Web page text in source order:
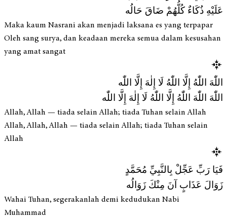
عَلَيْهِ ذُكَاءٌ كُلُّهُمْ ضَاقَ حَالُه
Maka kaum Nasrani akan menjadi laksana es yang terpapar
Oleh sang surya, dan keadaan mereka semua dalam kesusahan
yang amat sangat
اللّٰهَ اللّٰهُ إِلَّا اللّٰهُ لَا إِلٰهَ إِلَّا اللّٰه
اللّٰهَ اللّٰهَ اللّٰهُ إِلَّا اللّٰهُ لَا إِلٰهَ إِلَّا اللّٰه
Allah, Allah — tiada selain Allah; tiada Tuhan selain Allah
Allah, Allah, Allah — tiada selain Allah; tiada Tuhan selain
Allah
فَيَا رَبِّ عَجِّلْ بِالنَّبِيِّ مُحَمَّدٍ
زَوَالَ عَذَابٍ آنَ مِنْكَ زَوَالُه
Wahai Tuhan, segerakanlah demi kedudukan Nabi
Muhammad